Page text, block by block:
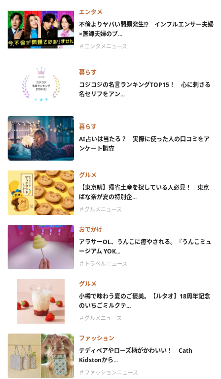
エンタメ
不倫よりヤバい問題発生!? インフルエンサー夫婦
×医師夫婦のブ...
＃エンタメニュース
暮らす
コジコジの名言ランキングTOP15！ 心に刺さる
名セリフをアン...
暮らす
AI占いは当たる？ 実際に使った人の口コミをア
ンケート調査
グルメ
【東京駅】帰省土産を探している人必見！ 東京
ばな奈が夏の特別企...
＃グルメニュース
おでかけ
アラサーOL、うんこに癒やされる。『うんこミュ
ージアム YOK...
＃トラベルニュース
グルメ
小樽で味わう夏のご褒美。【ルタオ】18周年記念
のいちごミルクテ...
＃グルメニュース
ファッション
テディベアやローズ柄がかわいい！ Cath
Kidstonから...
＃ファッションニュース